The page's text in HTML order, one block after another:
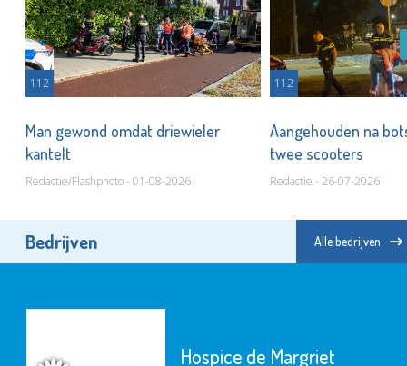
112
Man gewond omdat driewieler
kantelt
Redactie/Flashphoto - 01-08-2026
112
Aangehouden na
twee scooters
Redactie - 26-07-2026
Bedrijven Alle bedrijven
Hospice de Margriet